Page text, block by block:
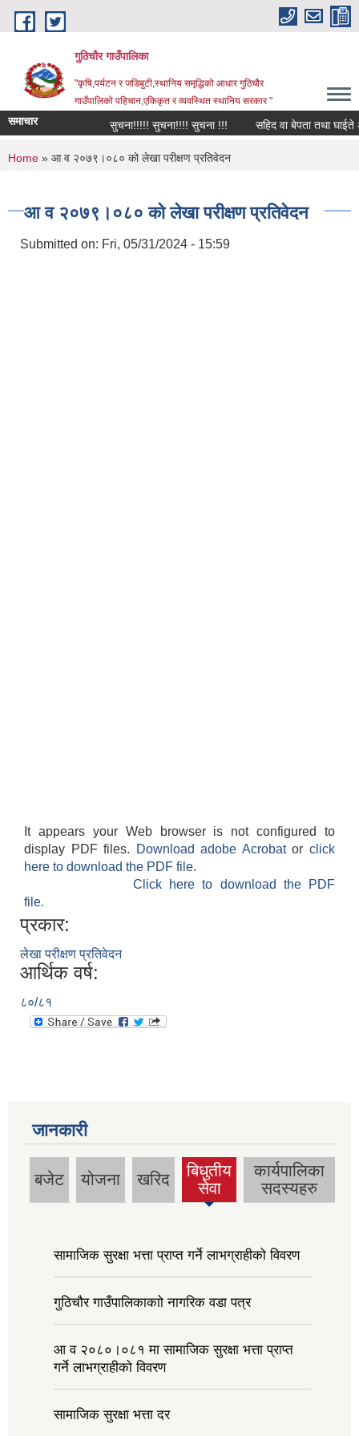
Skip to main content
गुठिचौर गाउँपालिका
"कृषि,पर्यटन र जडिबुटी,स्थानिय समृद्धिको आधार गुठिचौर
गाउँपालिको पहिचान,एकिकृत र व्यवस्थित स्थानिय सरकार "
समाचार सुचना!!!!! सुचना!!!! सुचना !!! सहिद वा बेपता तथा घाईते
You are here
Home » आ व २०७९।०८० को लेखा परीक्षण प्रतिवेदन
आ व २०७९।०८० को लेखा परीक्षण प्रतिवेदन
Submitted on: Fri, 05/31/2024 - 15:59
It appears your Web browser is not configured to
display PDF files.
Download adobe Acrobatorclick
here to download the PDF file.
Click here to download the PDF
file.
प्रकार:
लेखा परीक्षण प्रतिवेदन
आर्थिक वर्ष:
८०/८१
जानकारी
बजेट योजना खरिद
बिधुतीय
सेवा
(active
tab)
कार्यपालिका
सदस्यहरु
सामाजिक सुरक्षा भत्ता प्राप्त गर्ने लाभग्राहीको विवरण
गुठिचौर गाउँपालिकाकाो नागरिक वडा पत्र
आ व २०८०।०८१ मा सामाजिक सुरक्षा भत्ता प्राप्त
गर्ने लाभग्राहीको विवरण
सामाजिक सुरक्षा भत्ता दर